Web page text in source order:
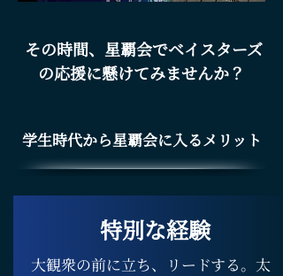
その時間、星覇会でベイスターズ
の応援に懸けてみませんか？​
​学生時代から星覇会に入るメリット
特別な経験
大観衆の前に立ち、リードする。太